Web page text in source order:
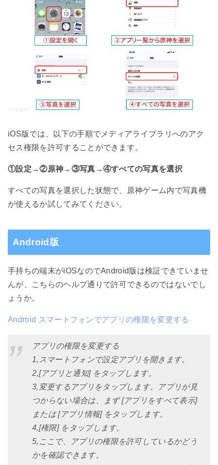
iOS版では、以下の手順でメディアライブラリへのアク
セス権限を許可することができます。
①設定→②原神→③写真→④すべての写真を選択
すべての写真を選択した状態で、原神ゲーム内で写真機
が使えるか試してみてください。
Android版
手持ちの端末がiOSなのでAndroid版は検証できていませ
んが、こちらのヘルプ通りで許可できるのではないでし
ょうか。
Android スマートフォンでアプリの権限を変更する
アプリの権限を変更する
1,スマートフォンで設定アプリを開きます。
2,[アプリと通知] をタップします。
3,変更するアプリをタップします。アプリが見
つからない場合は、まず [アプリをすべて表示]
または [アプリ情報] をタップします。
4,[権限] をタップします。
5,ここで、アプリの権限を許可しているかどう
かを確認できます。